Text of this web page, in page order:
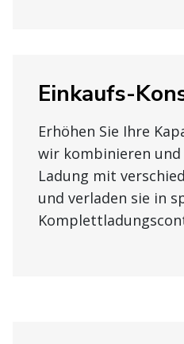
Einkaufs-
Erhöhen Sie Ihre
wir kombinieren
Ladung mit
und verladen sie in